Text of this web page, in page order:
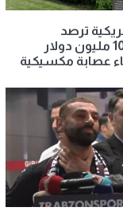
ترصد
مكافآت بـ 102 مليون دولار
عصابة مكسيكية